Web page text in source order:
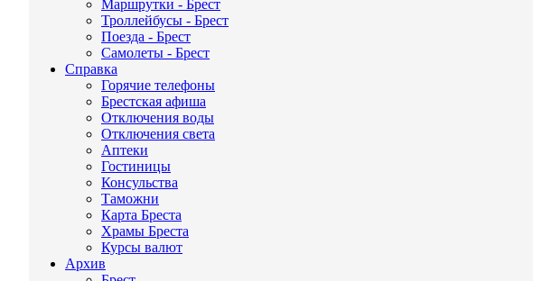
Маршрутки - Брест
Троллейбусы - Брест
Поезда - Брест
Самолеты - Брест
Справка
Горячие телефоны
Брестская афиша
Отключения воды
Отключения света
Аптеки
Гостиницы
Консульства
Таможни
Карта Бреста
Храмы Бреста
Курсы валют
Архив